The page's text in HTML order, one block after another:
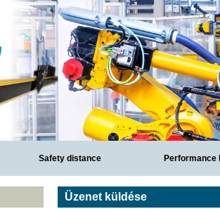
Safety distance Performance
Üzenet küldése